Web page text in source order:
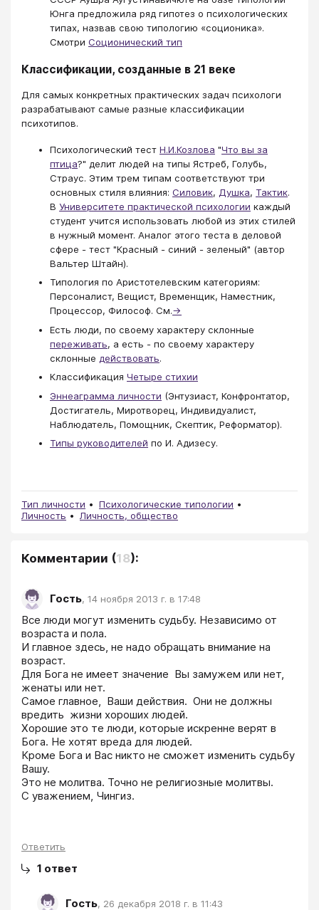
Юнга предложила ряд гипотез о психологических
типах, назвав свою типологию «соционика».
Смотри Соционический тип
Классификации, созданные в 21 веке
Для самых конкретных практических задач психологи
разрабатывают самые разные классификации
психотипов.
Психологический тест Н.И.Козлова "Что вы за
птица?" делит людей на типы Ястреб, Голубь,
Страус. Этим трем типам соответствуют три
основных стиля влияния: Силовик, Душка, Тактик.
В Университете практической психологии ​​​​​​​ каждый
студент учится использовать любой из этих стилей
в нужный момент. Аналог этого теста в деловой
сфере - тест "Красный - синий - зеленый" (автор
Вальтер Штайн).
Типология по Аристотелевским категориям:
Персоналист, Вещист, Временщик, Наместник,
Процессор, Философ. См.→
Есть люди, по своему характеру склонные
переживать, а есть - по своему характеру
склонные действовать.
Классификация Четыре стихии
Эннеаграмма личности (Энтузиаст, Конфронтатор,
Достигатель, Миротворец, Индивидуалист,
Наблюдатель, Помощник, Скептик, Реформатор).
Типы руководителей по И. Адизесу.
Тип личности
Психологические типологии
Личность
Личность, общество
Комментарии (18):
Гость, 14 ноября 2013 г. в 17:48
Все люди могут изменить судьбу. Независимо от
возраста и пола.
И главное здесь, не надо обращать внимание на
возраст.
Для Бога не имеет значение  Вы замужем или нет,
женаты или нет.
Самое главное,  Ваши действия.  Они не должны
вредить  жизни хороших людей.
Хорошие это те люди, которые искренне верят в
Бога. Не хотят вреда для людей.
Кроме Бога и Вас никто не сможет изменить судьбу
Вашу.
Это не молитва. Точно не религиозные молитвы.
С уважением, Чингиз.
Ответить
1 ответ
Гость, 26 декабря 2018 г. в 11:43